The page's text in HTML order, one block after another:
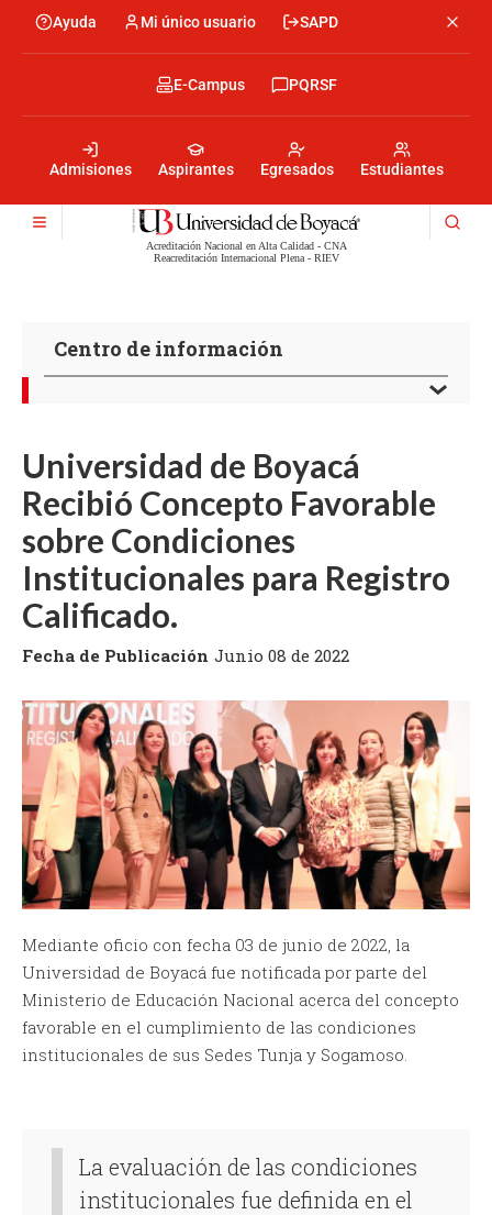
contenido
Menu
encabezado
Ayuda Mi único usuario SAPD
encabezado
Admisiones Aspirantes Egresados Estudiantes
Menu
encabezado
-
Derecha
E-Campus PQRSF
Menú
Acreditación Nacional en Alta Calidad - CNA
Reacreditación Internacional Plena - RIEV
Centro de información
Universidad de Boyacá
Recibió Concepto Favorable
sobre Condiciones
Institucionales para Registro
Calificado.
Fecha de Publicación Junio 08 de 2022
Mediante oficio con fecha 03 de junio de 2022, la
Universidad de Boyacá fue notificada por parte del
Ministerio de Educación Nacional acerca del concepto
favorable en el cumplimiento de las condiciones
institucionales de sus Sedes Tunja y Sogamoso.
La evaluación de las condiciones
institucionales fue definida en el